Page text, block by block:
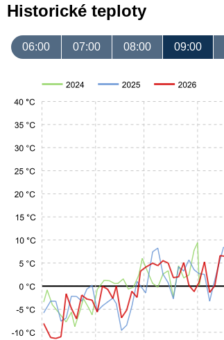
Historické teploty
06:00 07:00 08:00 09:00